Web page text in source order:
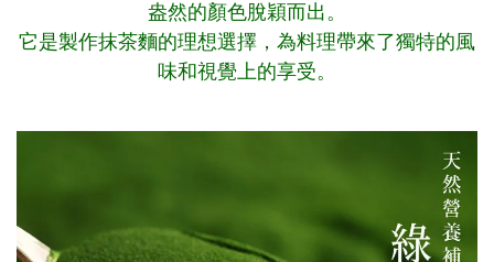
盎然的顏色脫穎而出。
它是製作抹茶麵的理想選擇，為料理帶來了獨特的風
味和視覺上的享受。